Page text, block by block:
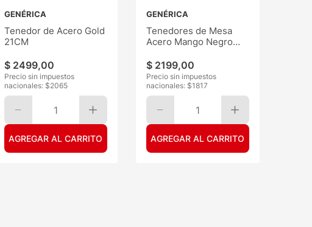
GENÉRICA
Tenedor de Acero Gold
21CM
$ 2499,00
Precio sin impuestos
nacionales: $2065
1
AGREGAR AL CARRITO
GENÉRICA
Tenedores de Mesa
Acero Mango Negro
$ 2199,00
Precio sin impuestos
nacionales: $1817
1
AGREGAR AL CARRITO